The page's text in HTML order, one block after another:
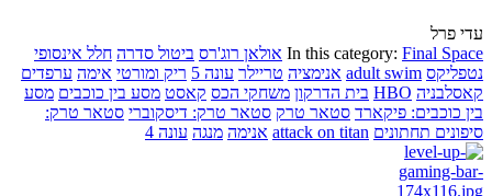
עדי פרל
In this category: Final Space אולאן רוג'רס ביטול סדרה חלל אינסופי
נטפליקס adult swim אנימציה טריילר עונה 5 ריק ומורטי אימה ערפדים
קאסלבניה HBO בית הדרקון משחקי הכס קאסט מסע בין כוכבים מסע
בין כוכבים: פיקארד סטאר טרק סטאר טרק: דיסקוברי סטאר טרק:
סיפונים תחתונים attack on titan אנימה מנגה עונה 4